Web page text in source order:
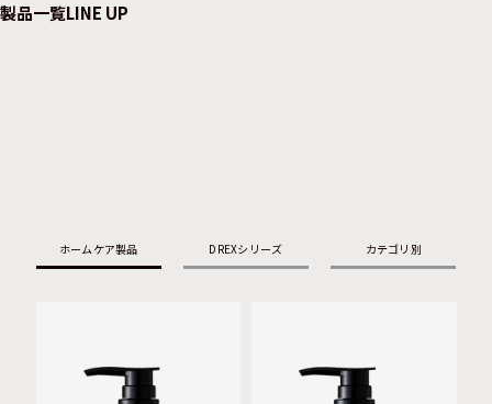
製品一覧LINE UP
ホームケア製品 DREXシリーズ カテゴリ別